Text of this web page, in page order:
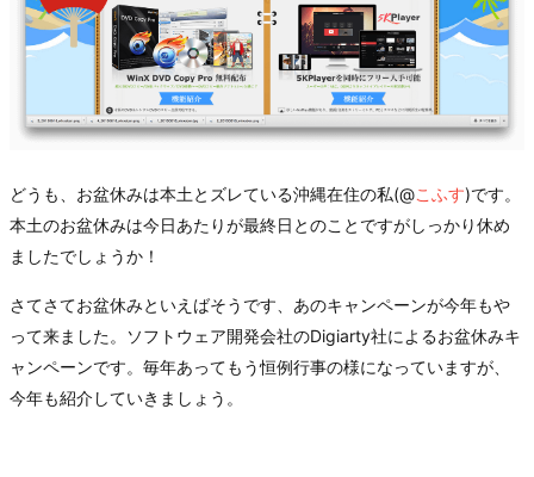
どうも、お盆休みは本土とズレている沖縄在住の私(@こふす)です。
本土のお盆休みは今日あたりが最終日とのことですがしっかり休め
ましたでしょうか！
さてさてお盆休みといえばそうです、あのキャンペーンが今年もや
って来ました。ソフトウェア開発会社のDigiarty社によるお盆休みキ
ャンペーンです。毎年あってもう恒例行事の様になっていますが、
今年も紹介していきましょう。